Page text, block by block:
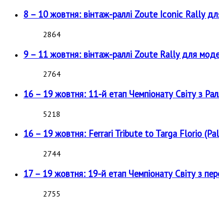
8 – 10 жовтня: вінтаж-раллі Zoute Iconic Rally
2864
9 – 11 жовтня: вінтаж-раллі Zoute Rally для
2764
16 – 19 жовтня: 11-й етап Чемпіонату Світу з
5218
16 – 19 жовтня: Ferrari Tribute to Targa Florio
2744
17 – 19 жовтня: 19-й етап Чемпіонату Світу з
2755